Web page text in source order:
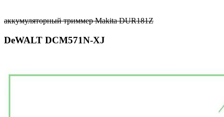
аккумуляторный триммер Makita DUR181Z
DeWALT DCM571N-XJ